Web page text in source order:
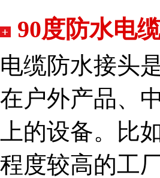
90度防水电
电缆防水接头
在户外产品、
上的设备。比
程度较高的工